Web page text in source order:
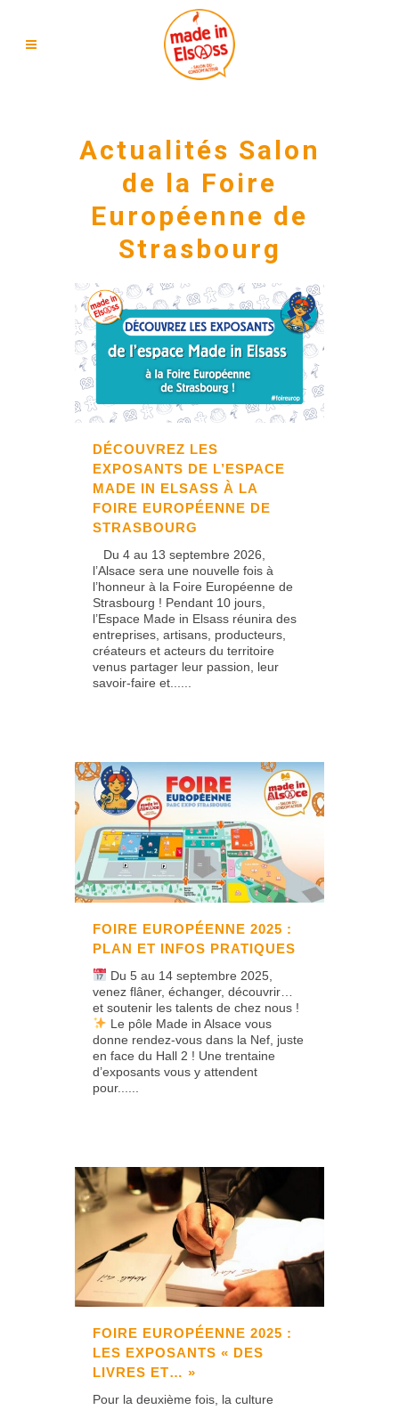
Actualités Salon
de la Foire
Européenne de
Strasbourg
DÉCOUVREZ LES
EXPOSANTS DE L’ESPACE
MADE IN ELSASS À LA
FOIRE EUROPÉENNE DE
STRASBOURG
Du 4 au 13 septembre 2026,
l’Alsace sera une nouvelle fois à
l’honneur à la Foire Européenne de
Strasbourg ! Pendant 10 jours,
l’Espace Made in Elsass réunira des
entreprises, artisans, producteurs,
créateurs et acteurs du territoire
venus partager leur passion, leur
savoir-faire et......
FOIRE EUROPÉENNE 2025 :
PLAN ET INFOS PRATIQUES
Du 5 au 14 septembre 2025,
venez flâner, échanger, découvrir…
et soutenir les talents de chez nous !
Le pôle Made in Alsace vous
donne rendez-vous dans la Nef, juste
en face du Hall 2 ! Une trentaine
d’exposants vous y attendent
pour......
FOIRE EUROPÉENNE 2025 :
LES EXPOSANTS « DES
LIVRES ET… »
Pour la deuxième fois, la culture